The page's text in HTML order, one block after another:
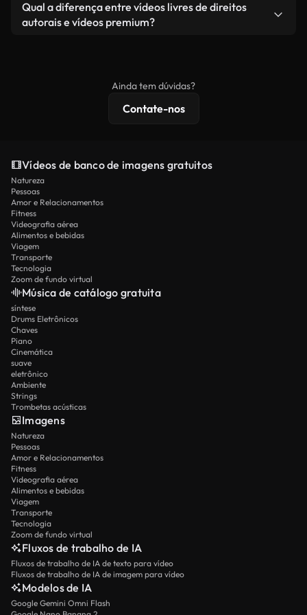
como um produto independente.
vídeos livremente. Apenas certifique-se de que o
Qual a diferença entre vídeos livres de direitos
autorais e vídeos premium?
licenciamento estendidas.
Ainda tem dúvidas?
Contate-nos
Vídeos de banco de imagens gratuitos
Natureza
Pessoas
Amor e Relacionamentos
Fitness
Videografia aérea
Alimentos e bebidas
Viagem
Transporte
Tecnologia
Zoom de fundo virtual
Música de catálogo gratuita
síntese
Drums Eletrônicos
Chaves
Piano
Cinemática
suave
eletrônico
Ambiente
Strings
Trombetas acústicas
Imagens
Natureza
Pessoas
Amor e Relacionamentos
Fitness
Videografia aérea
Alimentos e bebidas
Viagem
Transporte
Tecnologia
Zoom de fundo virtual
Fluxos de trabalho de IA
Fluxos de trabalho de IA de texto para vídeo
Fluxos de trabalho de IA de imagem para vídeo
Modelos de IA
Google Gemini Omni Flash